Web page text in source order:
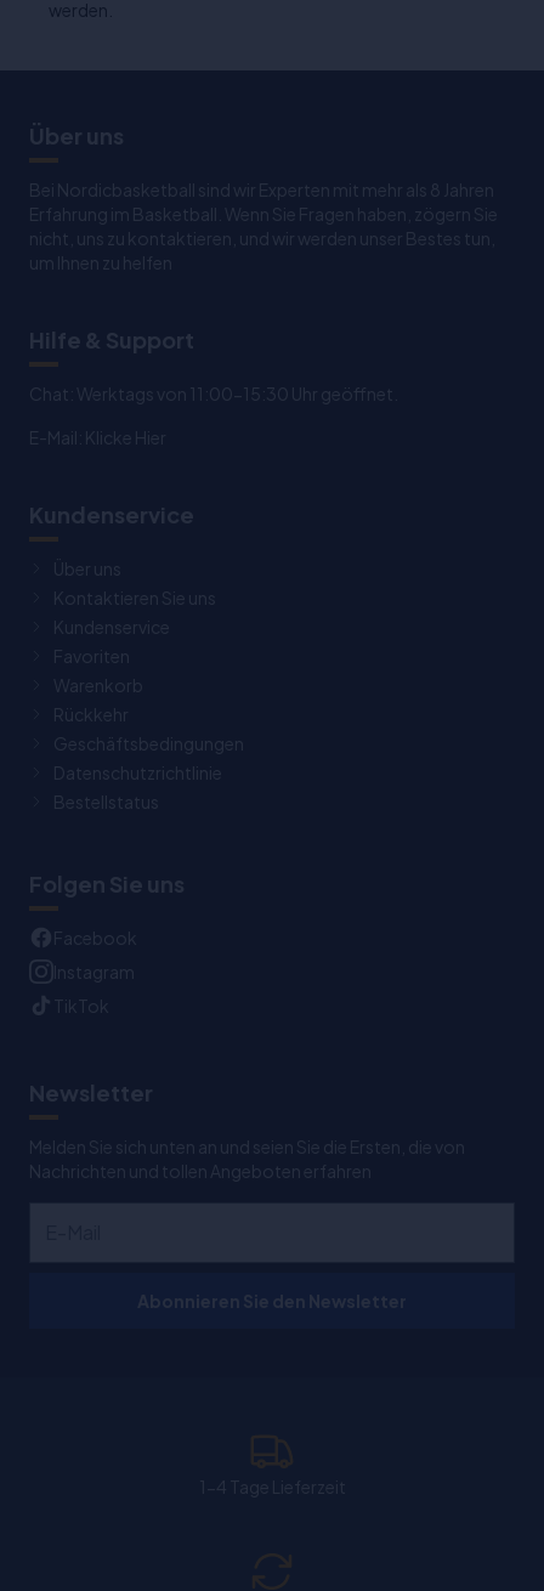
werden.
Über uns
Bei Nordicbasketball sind wir Experten mit mehr als 8 Jahren
Erfahrung im Basketball. Wenn Sie Fragen haben, zögern Sie
nicht, uns zu kontaktieren, und wir werden unser Bestes tun,
um Ihnen zu helfen
Hilfe & Support
Chat: Werktags von 11:00-15:30 Uhr geöffnet.
E-Mail: Klicke Hier
Kundenservice
Über uns
Kontaktieren Sie uns
Kundenservice
Favoriten
Warenkorb
Rückkehr
Geschäftsbedingungen
Datenschutzrichtlinie
Bestellstatus
Folgen Sie uns
Facebook
Instagram
TikTok
Newsletter
Melden Sie sich unten an und seien Sie die Ersten, die von
Nachrichten und tollen Angeboten erfahren